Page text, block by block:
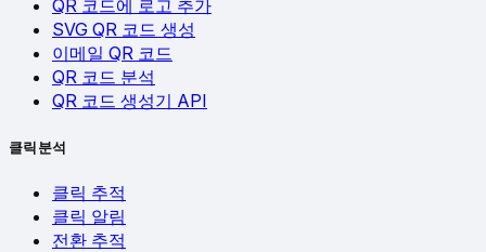
QR 코드에 로고 추가
SVG QR 코드 생성
이메일 QR 코드
QR 코드 분석
QR 코드 생성기 API
클릭 분석
클릭 추적
클릭 알림
전환 추적